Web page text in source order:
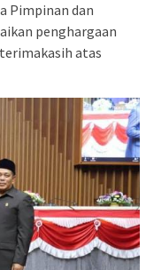
Pimpinan dan
penghargaan
atas